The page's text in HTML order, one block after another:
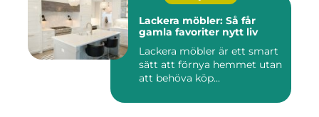
Lackera möbler: Så får
gamla favoriter nytt liv
Lackera möbler är ett smart
sätt att förnya hemmet utan
att behöva köp...